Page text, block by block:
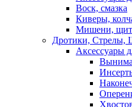
Воск, смазка
Киверы,
Мишени,
Дротики, Стрелы,
Аксессуары